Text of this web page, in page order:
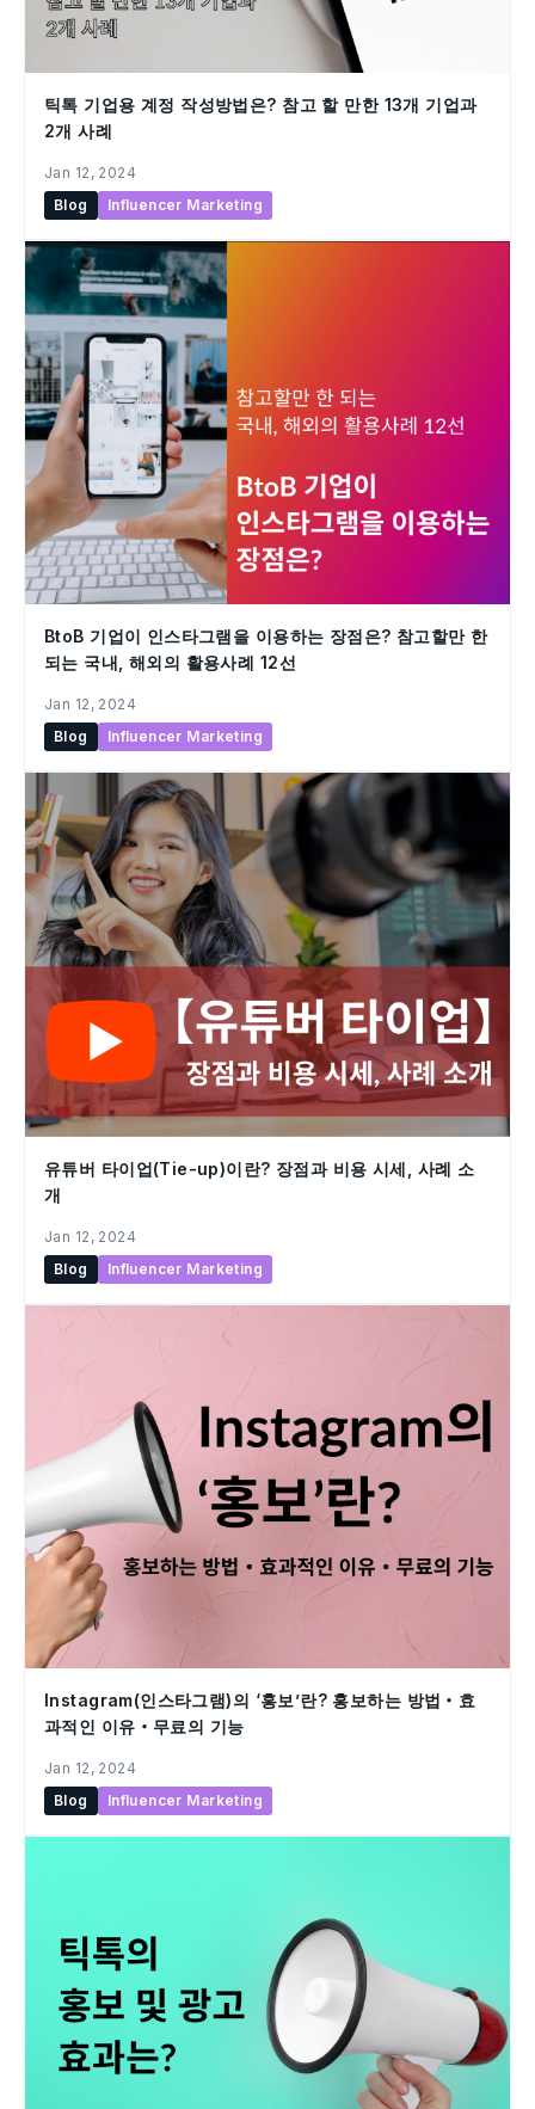
틱톡 기업용 계정 작성방법은? 참고 할 만한 13개 기업과
2개 사례
Jan 12, 2024
Blog
Influencer Marketing
BtoB 기업이 인스타그램을 이용하는 장점은? 참고할만 한
되는 국내, 해외의 활용사례 12선
Jan 12, 2024
Blog
Influencer Marketing
유튜버 타이업(Tie-up)이란? 장점과 비용 시세, 사례 소
개
Jan 12, 2024
Blog
Influencer Marketing
Instagram(인스타그램)의 ‘홍보’란? 홍보하는 방법・효
과적인 이유・무료의 기능
Jan 12, 2024
Blog
Influencer Marketing